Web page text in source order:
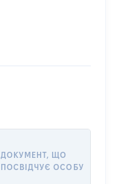
ДОКУМЕНТ, ЩО
ПОСВІДЧУЄ ОСОБУ